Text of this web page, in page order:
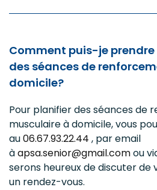
Comment puis-je
des séances de
domicile?
Pour planifier des séances de
musculaire à domicile, vous
au06.67.93.22.44 , par email
àapsa.senior@gmail.comou
serons heureux de discuter de
un rendez-vous.